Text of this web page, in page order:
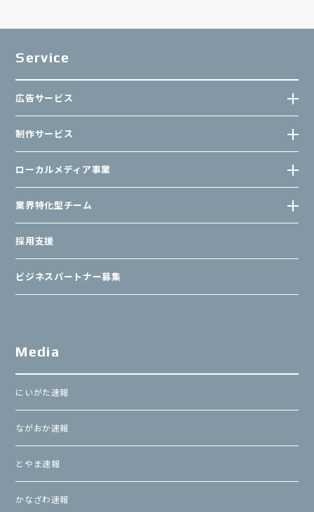
Service
広告サービス
制作サービス
ローカルメディア事業
業界特化型チーム
採用支援
ビジネスパートナー募集
Media
にいがた速報
ながおか速報
とやま速報
かなざわ速報